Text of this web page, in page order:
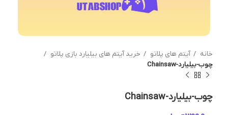
خانه آیتم های پلاتو
خرید آیتم های بیلیارد بازی پلاتو
چوب-بیلیارد-Chainsaw
چوب-بیلیارد-Chainsaw